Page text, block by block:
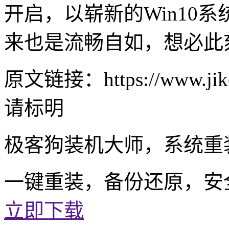
开启，以崭新的Win10系
来也是流畅自如，想必
原文链接：https://
请标明
极客狗装机大师，系统
一键重装，备份还原，
立即下载